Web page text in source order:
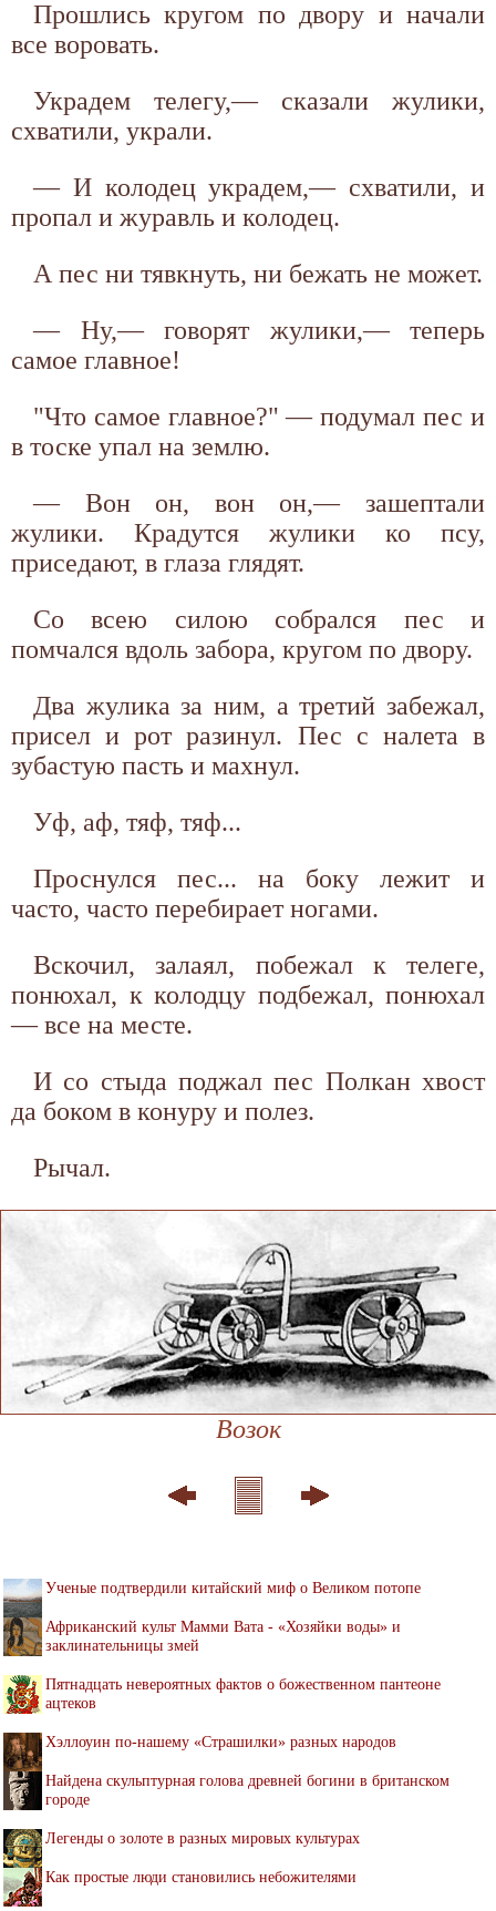
Прошлись кругом по двору и начали
все воровать.
Украдем телегу,— сказали жулики,
схватили, украли.
— И колодец украдем,— схватили, и
пропал и журавль и колодец.
А пес ни тявкнуть, ни бежать не может.
— Ну,— говорят жулики,— теперь
самое главное!
"Что самое главное?" — подумал пес и
в тоске упал на землю.
— Вон он, вон он,— зашептали
жулики. Крадутся жулики ко псу,
приседают, в глаза глядят.
Со всею силою собрался пес и
помчался вдоль забора, кругом по двору.
Два жулика за ним, а третий забежал,
присел и рот разинул. Пес с налета в
зубастую пасть и махнул.
Уф, аф, тяф, тяф...
Проснулся пес... на боку лежит и
часто, часто перебирает ногами.
Вскочил, залаял, побежал к телеге,
понюхал, к колодцу подбежал, понюхал
— все на месте.
И со стыда поджал пес Полкан хвост
да боком в конуру и полез.
Рычал.
Возок
Ученые подтвердили китайский миф о Великом потопе
Африканский культ Мамми Вата - «Хозяйки воды» и
заклинательницы змей
Пятнадцать невероятных фактов о божественном пантеоне
ацтеков
Хэллоуин по-нашему «Страшилки» разных народов
Найдена скульптурная голова древней богини в британском
городе
Легенды о золоте в разных мировых культурах
Как простые люди становились небожителями